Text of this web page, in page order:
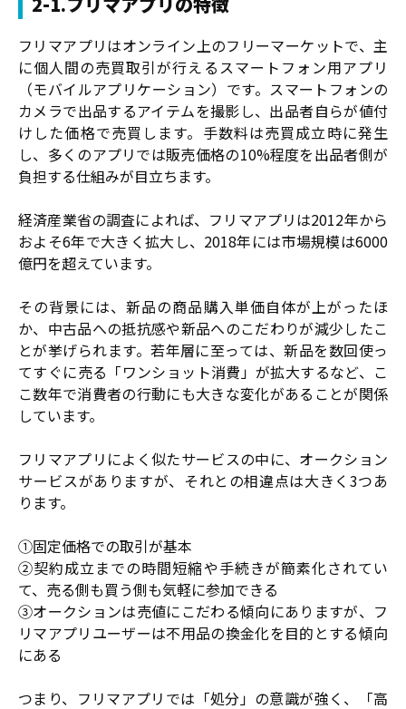
フリマアプリはオンライン上のフリーマーケットで、主
に個人間の売買取引が行えるスマートフォン用アプリ
（モバイルアプリケーション）です。スマートフォンの
カメラで出品するアイテムを撮影し、出品者自らが値付
けした価格で売買します。手数料は売買成立時に発生
し、多くのアプリでは販売価格の10%程度を出品者側が
負担する仕組みが目立ちます。
経済産業省の調査によれば、フリマアプリは2012年から
およそ6年で大きく拡大し、2018年には市場規模は6000
億円を超えています。
その背景には、新品の商品購入単価自体が上がったほ
か、中古品への抵抗感や新品へのこだわりが減少したこ
とが挙げられます。若年層に至っては、新品を数回使っ
てすぐに売る「ワンショット消費」が拡大するなど、こ
こ数年で消費者の行動にも大きな変化があることが関係
しています。
フリマアプリによく似たサービスの中に、オークション
サービスがありますが、それとの相違点は大きく3つあ
ります。
①固定価格での取引が基本
②契約成立までの時間短縮や手続きが簡素化されてい
て、売る側も買う側も気軽に参加できる
③オークションは売値にこだわる傾向にありますが、フ
リマアプリユーザーは不用品の換金化を目的とする傾向
にある
つまり、フリマアプリでは「処分」の意識が強く、「高